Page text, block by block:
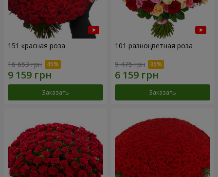
151 красная роза
16 653 грн
Заказать
101 разноцветная роза
9 475 грн
Заказать